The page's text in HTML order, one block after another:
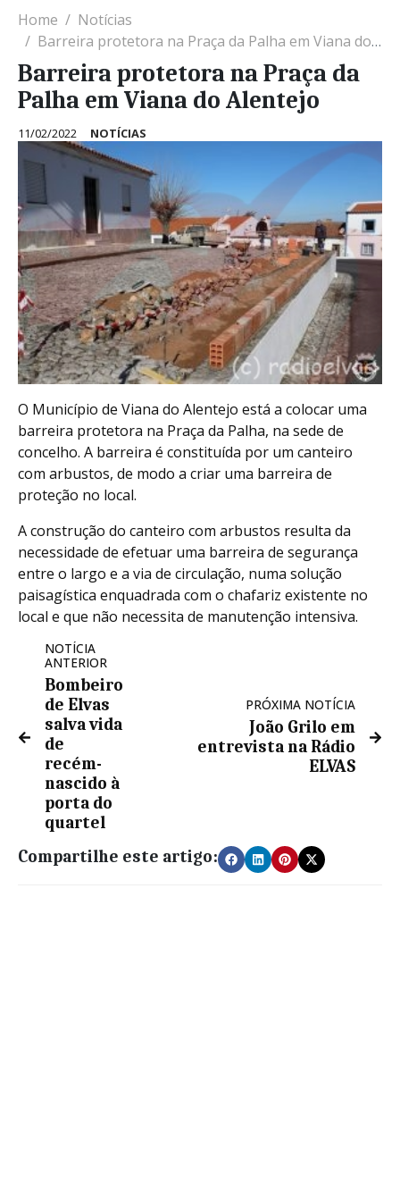
Home
Notícias
Barreira protetora na Praça da Palha em Viana do Alentejo
Barreira protetora na Praça da
Palha em Viana do Alentejo
11/02/2022 NOTÍCIAS
O Município de Viana do Alentejo está a colocar uma
barreira protetora na Praça da Palha, na sede de
concelho. A barreira é constituída por um canteiro
com arbustos, de modo a criar uma barreira de
proteção no local.
A construção do canteiro com arbustos resulta da
necessidade de efetuar uma barreira de segurança
entre o largo e a via de circulação, numa solução
paisagística enquadrada com o chafariz existente no
local e que não necessita de manutenção intensiva.
NOTÍCIA
ANTERIOR
Bombeiro
de Elvas
salva vida
de
recém-
nascido à
porta do
quartel
PRÓXIMA NOTÍCIA
João Grilo em
entrevista na Rádio
ELVAS
Compartilhe este artigo: